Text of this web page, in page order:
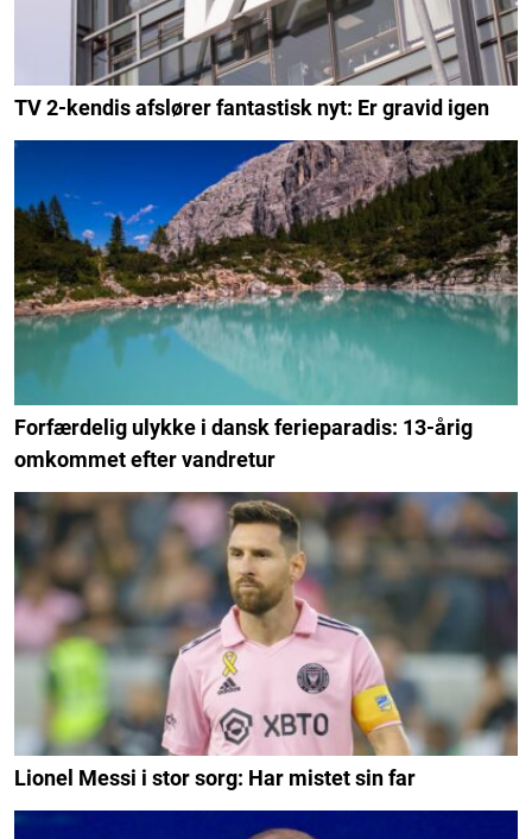
TV 2-kendis afslører fantastisk nyt: Er gravid igen
Forfærdelig ulykke i dansk ferieparadis: 13-årig
omkommet efter vandretur
Lionel Messi i stor sorg: Har mistet sin far